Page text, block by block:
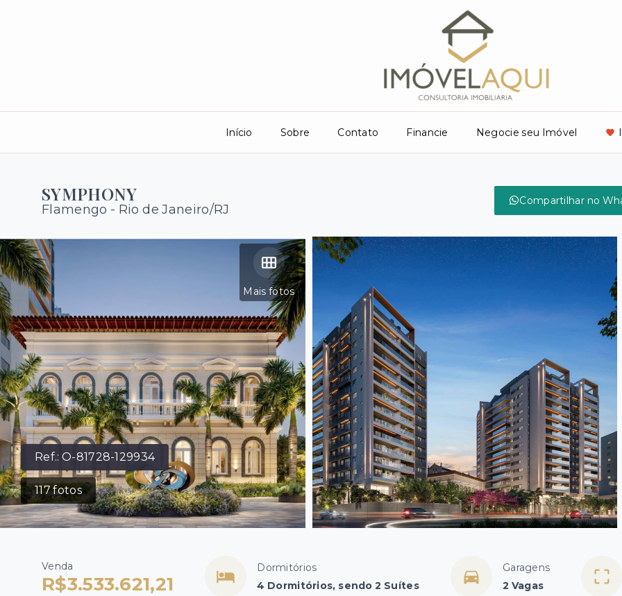
Início Sobre Contato Financie Negocie seu Imóvel
SYMPHONY
Flamengo - Rio de Janeiro/RJ
Compartilhar no
Ref.:O-81728-129934
117fotos
Mais fotos
Venda
R$3.533.621,21
Dormitórios
4 Dormitórios, sendo 2 Suítes
Garagens
2 Vagas